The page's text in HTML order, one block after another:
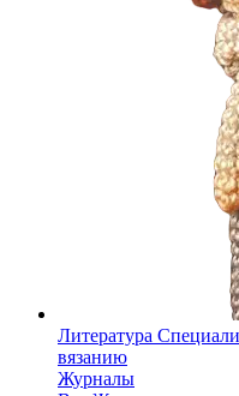
Литература
вязанию
Журналы